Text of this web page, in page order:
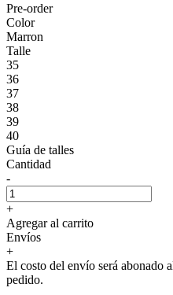
Pre-order
Color
Marron
Talle
35
36
37
38
39
40
Guía de talles
Cantidad
-
+
Agregar al carrito
Envíos
+
El costo del envío será abonado
pedido.